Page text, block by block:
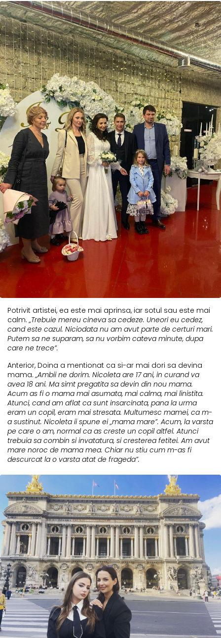
Potrivit artistei, ea este mai aprinsa, iar sotul sau este mai
calm.„Trebuie mereu cineva sa cedeze. Uneori eu cedez,
cand este cazul. Niciodata nu am avut parte de certuri mari.
Putem sa ne suparam, sa nu vorbim cateva minute, dupa
care ne trece”.
Anterior, Doina a mentionat ca si-ar mai dori sa devina
mama.„Ambii ne dorim. Nicoleta are 17 ani, in curand va
avea 18 ani. Ma simt pregatita sa devin din nou mama.
Acum as fi o mama mai asumata, mai calma, mai linistita.
Atunci, cand am aflat ca sunt insarcinata, pana la urma
eram un copil, eram mai stresata. Multumesc mamei, ca m-
a sustinut. Nicoleta ii spune ei „mama mare”. Acum, la varsta
pe care o am, normal ca as creste un copil altfel. Atunci
trebuia sa combin si invatatura, si cresterea fetitei. Am avut
mare noroc de mama mea. Chiar nu stiu cum m-as fi
descurcat la o varsta atat de frageda”.